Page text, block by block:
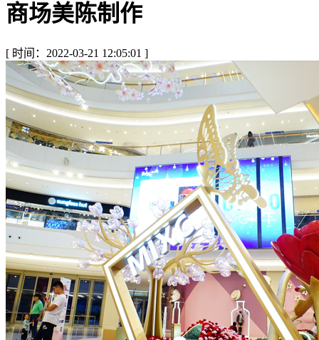
商场美陈制作
[ 时间：2022-03-21 12:05:01 ]